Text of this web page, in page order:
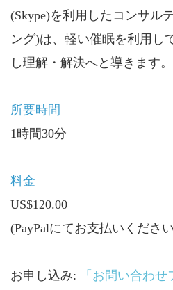
(Skype)を利用したコンサル
ング)は、軽い催眠を利用し
し理解・解決へと導きます。
所要時間
1時間30分
料金
US$120.00
(PayPalにてお支払いくださ
お申し込み:
「お問い合わ